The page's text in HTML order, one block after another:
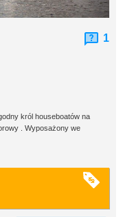
1
król houseboatów na
. Wyposażony we